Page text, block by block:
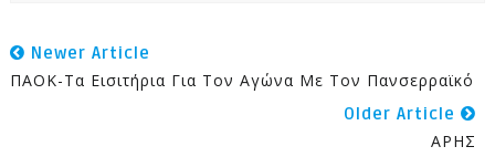
Newer Article
ΠΑΟΚ-Τα Εισιτήρια Για Τον Αγώνα Με Τον Πανσερραϊκό
Older Article
ΑΡΗΣ